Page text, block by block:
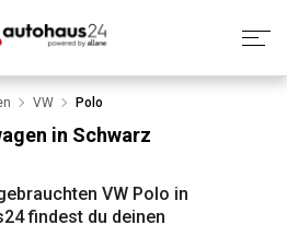
& Antworten
die Inzahlungnahme
VW Polo
in Schwarz
VW Polo in
findest du deinen